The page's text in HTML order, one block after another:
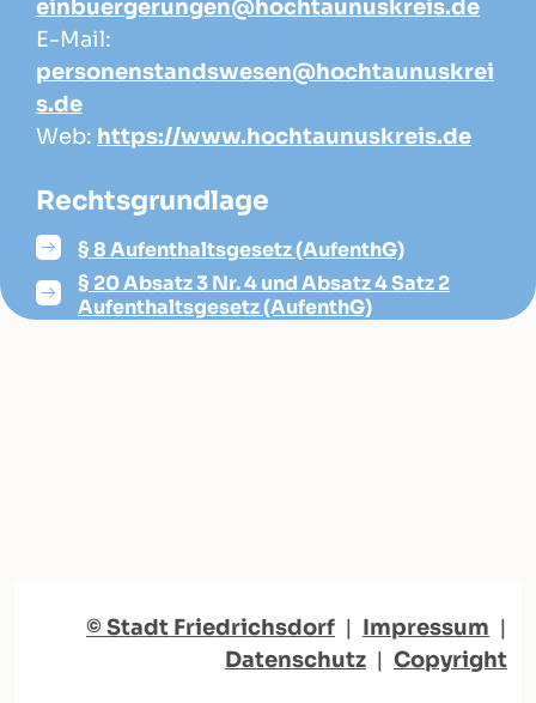
einbuergerungen@hochtaunuskreis.de
E-Mail:
personenstandswesen@hochtaunuskrei
s.de
Web: https://www.hochtaunuskreis.de
Rechtsgrundlage
§ 8 Aufenthaltsgesetz (AufenthG)
§ 20 Absatz 3 Nr. 4 und Absatz 4 Satz 2
Aufenthaltsgesetz (AufenthG)
© Stadt Friedrichsdorf | Impressum |
Datenschutz | Copyright